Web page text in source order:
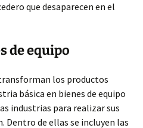
que desaparecen en el
de equipo
los productos
básica en bienes de equipo
industrias para realizar sus
Dentro de ellas se incluyen las